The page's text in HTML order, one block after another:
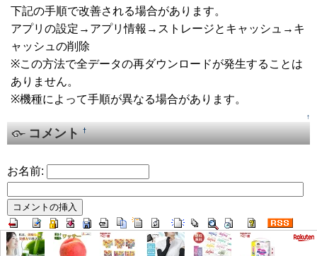
下記の手順で改善される場合があります。
アプリの設定→アプリ情報→ストレージとキャッシュ→キ
ャッシュの削除
※この方法で全データの再ダウンロードが発生することは
ありません。
※機種によって手順が異なる場合があります。
↑
コメント†
お名前: